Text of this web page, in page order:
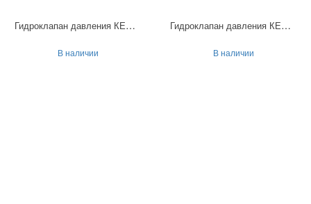
Гидроклапан давления КЕМ102-1
В наличии
Гидроклапан давления КЕМ102-2
В наличии